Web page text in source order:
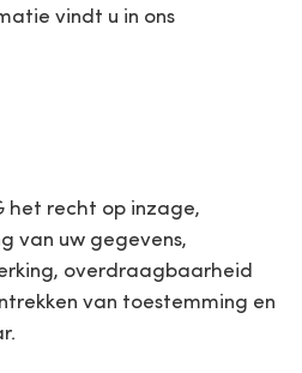
vindt u in ons
het recht op inzage,
van uw gegevens,
overdraagbaarheid
van toestemming en